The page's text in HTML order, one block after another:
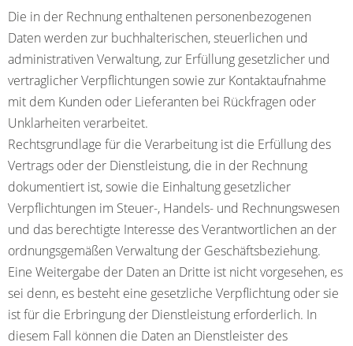
Die in der Rechnung enthaltenen personenbezogenen
Daten werden zur buchhalterischen, steuerlichen und
administrativen Verwaltung, zur Erfüllung gesetzlicher und
vertraglicher Verpflichtungen sowie zur Kontaktaufnahme
mit dem Kunden oder Lieferanten bei Rückfragen oder
Unklarheiten verarbeitet.
Rechtsgrundlage für die Verarbeitung ist die Erfüllung des
Vertrags oder der Dienstleistung, die in der Rechnung
dokumentiert ist, sowie die Einhaltung gesetzlicher
Verpflichtungen im Steuer-, Handels- und Rechnungswesen
und das berechtigte Interesse des Verantwortlichen an der
ordnungsgemäßen Verwaltung der Geschäftsbeziehung.
Eine Weitergabe der Daten an Dritte ist nicht vorgesehen, es
sei denn, es besteht eine gesetzliche Verpflichtung oder sie
ist für die Erbringung der Dienstleistung erforderlich. In
diesem Fall können die Daten an Dienstleister des